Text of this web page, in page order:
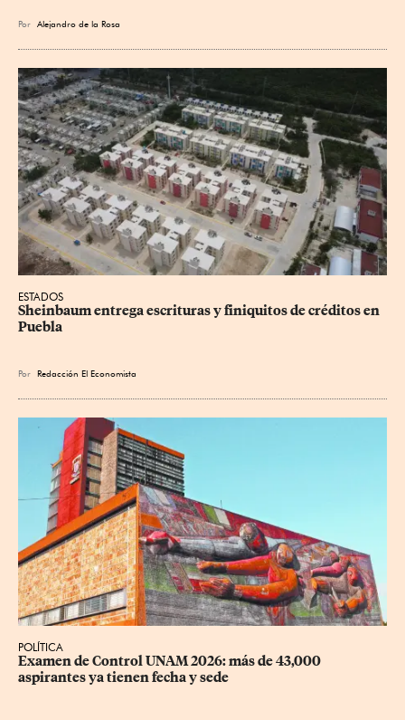
Por Alejandro de la Rosa
ESTADOS
Sheinbaum entrega escrituras y finiquitos de créditos en
Puebla
Por Redacción El Economista
POLÍTICA
Examen de Control UNAM 2026: más de 43,000
aspirantes ya tienen fecha y sede